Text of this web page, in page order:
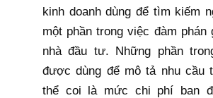
kinh doanh dùng để tìm kiếm
một phần trong việc đàm phán
nhà đầu tư. Những phần
được dùng để mô tả nhu cầu
thể coi là mức chi phí ban